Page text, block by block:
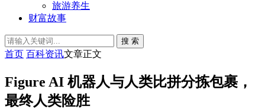
旅游养生
财富故事
搜 索
首页 百科资讯文章正文
Figure AI 机器人与人类比拼分拣包裹，
最终人类险胜